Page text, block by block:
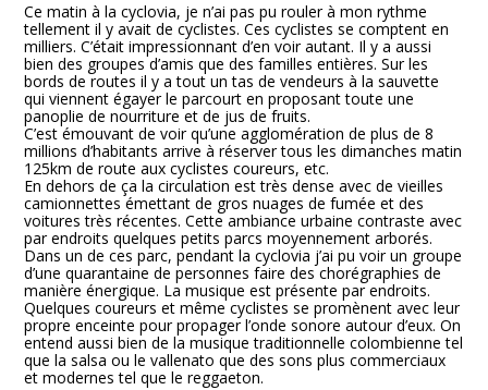
Ce matin à la cyclovia, je n’ai pas pu rouler à mon rythme
tellement il y avait de cyclistes. Ces cyclistes se comptent en
milliers. C’était impressionnant d’en voir autant. Il y a aussi
bien des groupes d’amis que des familles entières. Sur les
bords de routes il y a tout un tas de vendeurs à la sauvette
qui viennent égayer le parcourt en proposant toute une
panoplie de nourriture et de jus de fruits.
C’est émouvant de voir qu’une agglomération de plus de 8
millions d’habitants arrive à réserver tous les dimanches matin
125km de route aux cyclistes coureurs, etc.
En dehors de ça la circulation est très dense avec de vieilles
camionnettes émettant de gros nuages de fumée et des
voitures très récentes. Cette ambiance urbaine contraste avec
par endroits quelques petits parcs moyennement arborés.
Dans un de ces parc, pendant la cyclovia j’ai pu voir un groupe
d’une quarantaine de personnes faire des chorégraphies de
manière énergique. La musique est présente par endroits.
Quelques coureurs et même cyclistes se promènent avec leur
propre enceinte pour propager l’onde sonore autour d’eux. On
entend aussi bien de la musique traditionnelle colombienne tel
que la salsa ou le vallenato que des sons plus commerciaux
et modernes tel que le reggaeton.